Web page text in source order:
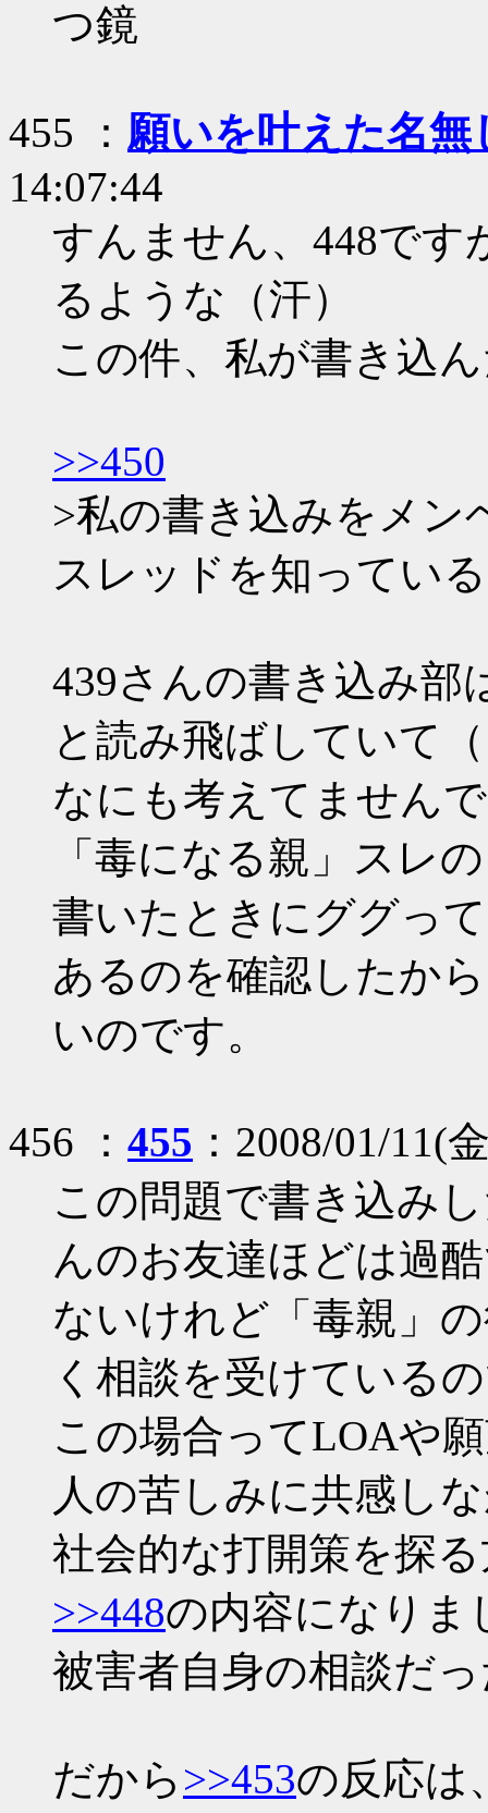
つ鏡
455 ： 願いを叶えた名無
14:07:44
すんません、448です
るような（汗）
この件、私が書き込
>>450
>私の書き込みをメン
スレッドを知ってい
439さんの書き込み部
と読み飛ばしていて
なにも考えてません
「毒になる親」スレ
書いたときにググっ
あるのを確認したか
いのです。
456 ： 455 ：2008/01/11(
この問題で書き込み
んのお友達ほどは過
ないけれど「毒親」
く相談を受けている
この場合ってLOAや
人の苦しみに共感し
社会的な打開策を探
>>448の内容になりま
被害者自身の相談だ
だから >>453の反応は